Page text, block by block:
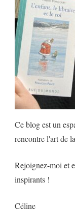
Ce blog est un
rencontre l'art de
Rejoignez-moi et
inspirants !
Céline